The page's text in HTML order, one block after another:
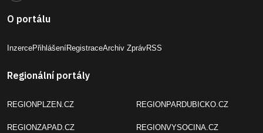
O portálu
InzercePřihlášeníRegistraceArchiv ZprávRSS
Regionální portály
REGIONPLZEN.CZ
REGIONZAPAD.CZ
REGIONPARDUBICKO.CZ
REGIONVYSOCINA.CZ